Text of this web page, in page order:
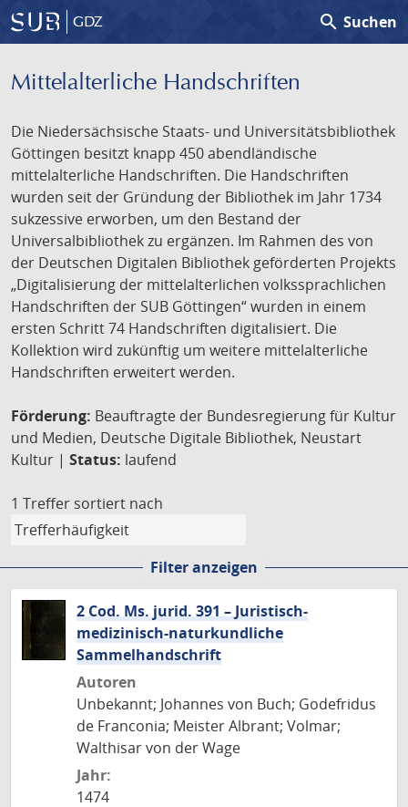
GDZ search Suchen
Mittelalterliche Handschriften
Die Niedersächsische Staats- und Universitätsbibliothek
Göttingen besitzt knapp 450 abendländische
mittelalterliche Handschriften. Die Handschriften
wurden seit der Gründung der Bibliothek im Jahr 1734
sukzessive erworben, um den Bestand der
Universalbibliothek zu ergänzen. Im Rahmen des von
der Deutschen Digitalen Bibliothek geförderten Projekts
„Digitalisierung der mittelalterlichen volkssprachlichen
Handschriften der SUB Göttingen“ wurden in einem
ersten Schritt 74 Handschriften digitalisiert. Die
Kollektion wird zukünftig um weitere mittelalterliche
Handschriften erweitert werden.
Förderung: Beauftragte der Bundesregierung für Kultur
und Medien, Deutsche Digitale Bibliothek, Neustart
Kultur | Status: laufend
1 Treffer sortiert nach
Filter anzeigen
2 Cod. Ms. jurid. 391 – Juristisch-
medizinisch-naturkundliche
Sammelhandschrift
Autoren
Unbekannt; Johannes von Buch; Godefridus
de Franconia; Meister Albrant; Volmar;
Walthisar von der Wage
Jahr:
1474